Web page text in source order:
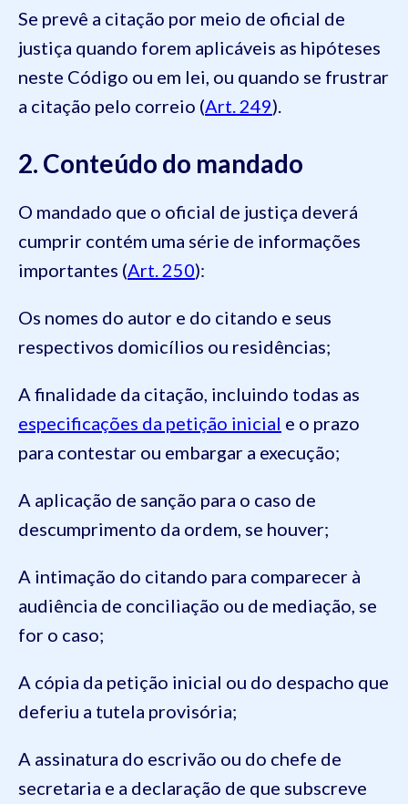
Se prevê a citação por meio de oficial de
justiça quando forem aplicáveis as hipóteses
neste Código ou em lei, ou quando se frustrar
a citação pelo correio (Art. 249).
2. Conteúdo do mandado
O mandado que o oficial de justiça deverá
cumprir contém uma série de informações
importantes (Art. 250):
Os nomes do autor e do citando e seus
respectivos domicílios ou residências;
A finalidade da citação, incluindo todas as
especificações da petição inicial e o prazo
para contestar ou embargar a execução;
A aplicação de sanção para o caso de
descumprimento da ordem, se houver;
A intimação do citando para comparecer à
audiência de conciliação ou de mediação, se
for o caso;
A cópia da petição inicial ou do despacho que
deferiu a tutela provisória;
A assinatura do escrivão ou do chefe de
secretaria e a declaração de que subscreve